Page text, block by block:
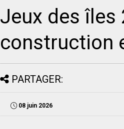
Jeux des îles
construction
PARTAGER:
08 juin 2026